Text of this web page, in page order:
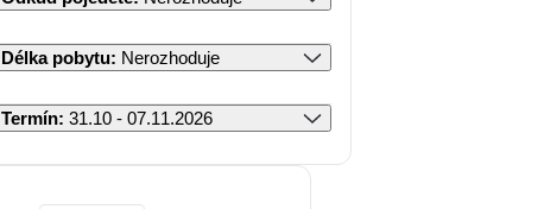
Délka pobytu: Nerozhoduje
Termín: 31.10 - 07.11.2026